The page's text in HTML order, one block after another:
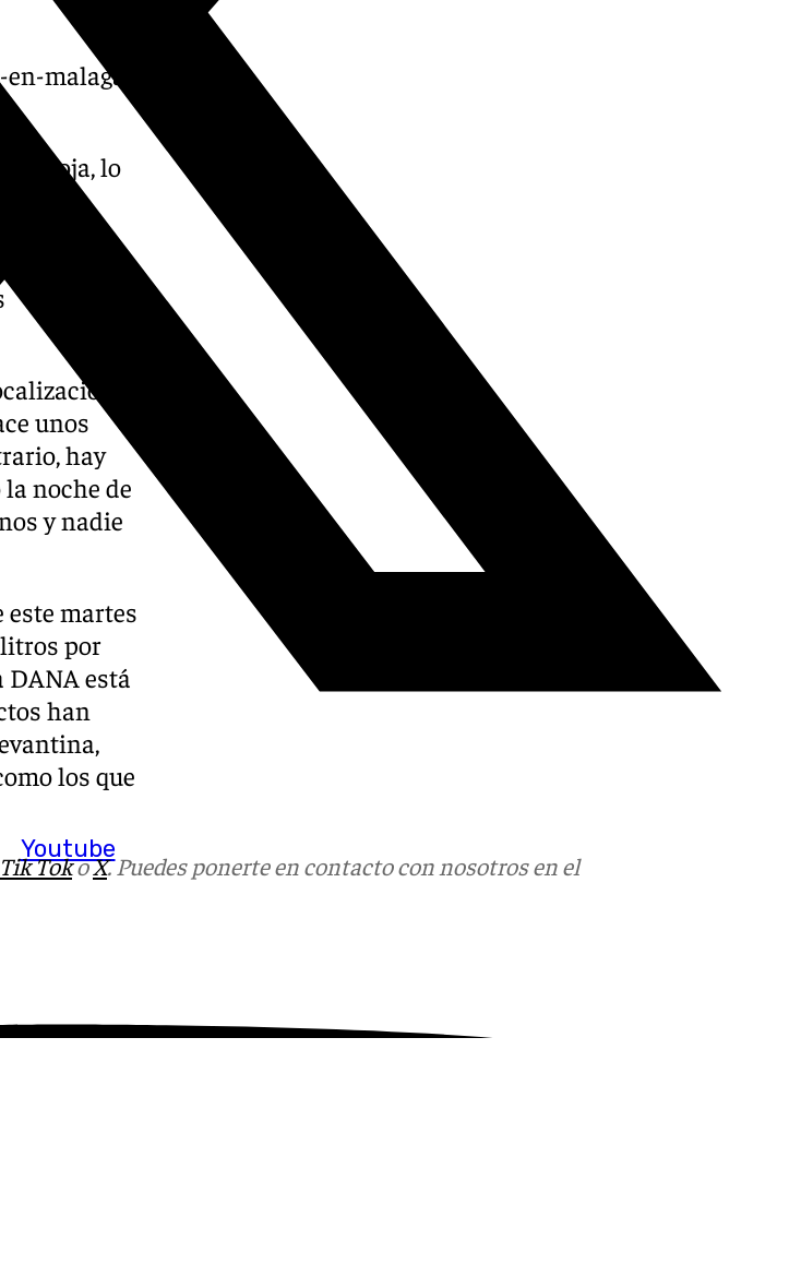
Youtube
malaga-
roja, lo
ha
unos
hay
noche de
y nadie
este martes
litros por
DANA está
han
los que
Tik TokoX. Puedes ponerte en contacto con nosotros en el